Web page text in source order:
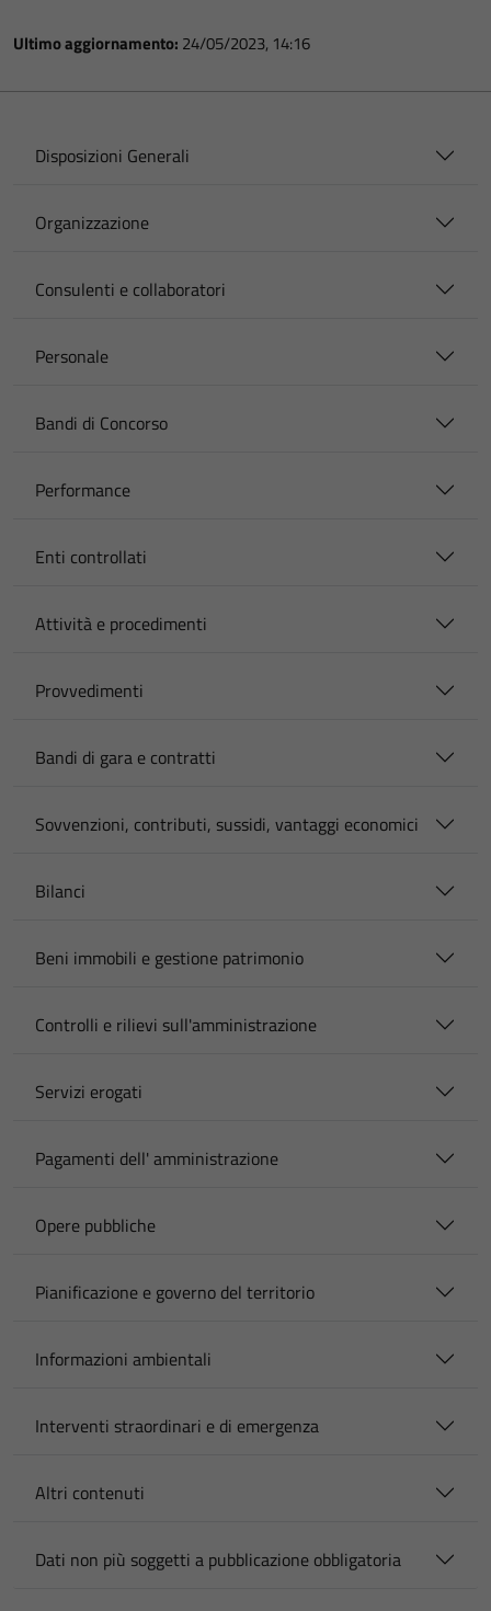
Ultimo aggiornamento: 24/05/2023, 14:16
Disposizioni Generali
Organizzazione
Consulenti e collaboratori
Personale
Bandi di Concorso
Performance
Enti controllati
Attività e procedimenti
Provvedimenti
Bandi di gara e contratti
Sovvenzioni, contributi, sussidi, vantaggi economici
Bilanci
Beni immobili e gestione patrimonio
Controlli e rilievi sull'amministrazione
Servizi erogati
Pagamenti dell' amministrazione
Opere pubbliche
Pianificazione e governo del territorio
Informazioni ambientali
Interventi straordinari e di emergenza
Altri contenuti
Dati non più soggetti a pubblicazione obbligatoria